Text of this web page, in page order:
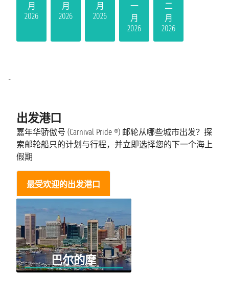
月
2026
月
2026
月
2026
一
月
2026
二
月
2026
出发港口
嘉年华骄傲号 (Carnival Pride ®) 邮轮从哪些城市出发？探
索邮轮船只的计划与行程，并立即选择您的下一个海上
假期
最受欢迎的出发港口
巴尔的摩
-